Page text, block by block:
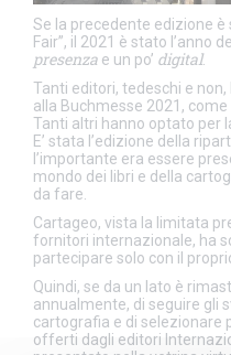
Se la precedente edizione
Fair”, il 2021 è stato l’anno
presenza e un po’ digital.
Tanti editori, tedeschi e
alla Buchmesse 2021,
Tanti altri hanno optato per
E’ stata l’edizione della
l’importante era essere
mondo dei libri e della
da fare.
Cartageo, vista la limitata
fornitori internazionale, ha
partecipare solo con il
Quindi, se da un lato è
annualmente, di seguire gli
cartografia e di selezionare
offerti dagli editori